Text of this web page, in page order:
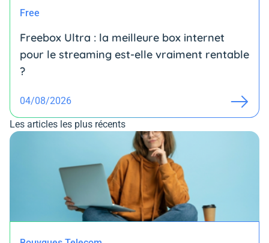
Free
Freebox Ultra : la meilleure box internet
pour le streaming est-elle vraiment rentable
?
04/08/2026
Les articles les plus récents